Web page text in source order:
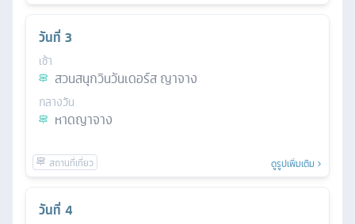
วันที่ 3
เช้า
สวนสนุกวินวันเดอร์ส ญาจาง
กลางวัน
หาดญาจาง
ดูรูปเพิ่มเติม
วันที่ 4